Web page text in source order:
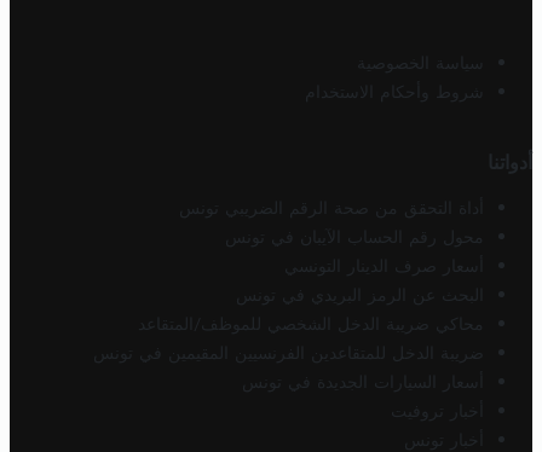
سياسة الخصوصية
شروط وأحكام الاستخدام
أدواتنا
أداة التحقق من صحة الرقم الضريبي تونس
محول رقم الحساب الآيبان في تونس
أسعار صرف الدينار التونسي
البحث عن الرمز البريدي في تونس
محاكي ضريبة الدخل الشخصي للموظف/المتقاعد
ضريبة الدخل للمتقاعدين الفرنسيين المقيمين في تونس
أسعار السيارات الجديدة في تونس
أخبار تروفيت
أخبار تونس